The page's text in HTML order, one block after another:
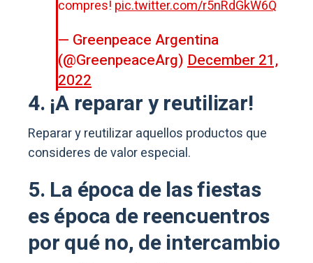
compres! pic.twitter.com/r5nRdGkW6Q
— Greenpeace Argentina
(@GreenpeaceArg) December 21,
2022
4. ¡A reparar y reutilizar!
Reparar y reutilizar aquellos productos que
consideres de valor especial.
5. La época de las fiestas
es época de reencuentros
por qué no, de intercambio